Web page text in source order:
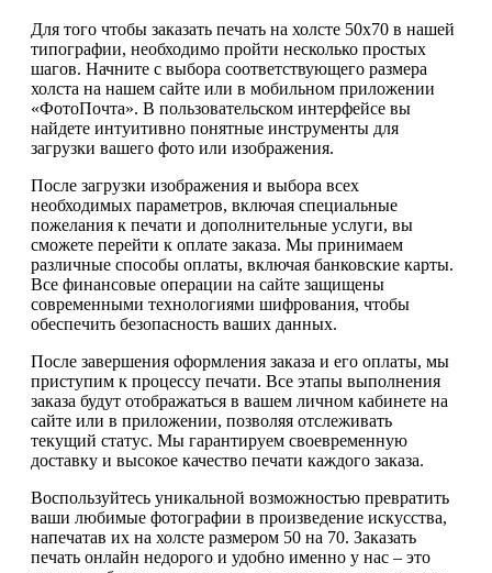
Для того чтобы заказать печать на холсте 50х70 в нашей
типографии, необходимо пройти несколько простых
шагов. Начните с выбора соответствующего размера
холста на нашем сайте или в мобильном приложении
«ФотоПочта». В пользовательском интерфейсе вы
найдете интуитивно понятные инструменты для
загрузки вашего фото или изображения.
После загрузки изображения и выбора всех
необходимых параметров, включая специальные
пожелания к печати и дополнительные услуги, вы
сможете перейти к оплате заказа. Мы принимаем
различные способы оплаты, включая банковские карты.
Все финансовые операции на сайте защищены
современными технологиями шифрования, чтобы
обеспечить безопасность ваших данных.
После завершения оформления заказа и его оплаты, мы
приступим к процессу печати. Все этапы выполнения
заказа будут отображаться в вашем личном кабинете на
сайте или в приложении, позволяя отслеживать
текущий статус. Мы гарантируем своевременную
доставку и высокое качество печати каждого заказа.
Воспользуйтесь уникальной возможностью превратить
ваши любимые фотографии в произведение искусства,
напечатав их на холсте размером 50 на 70. Заказать
печать онлайн недорого и удобно именно у нас – это